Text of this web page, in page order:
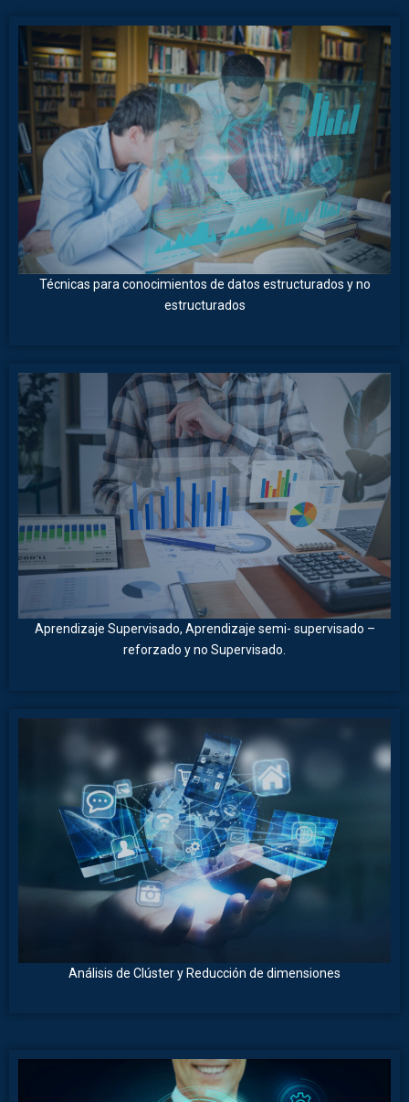
Técnicas para conocimientos de datos estructurados y no
estructurados
Aprendizaje Supervisado, Aprendizaje semi- supervisado –
reforzado y no Supervisado.
Análisis de Clúster y Reducción de dimensiones